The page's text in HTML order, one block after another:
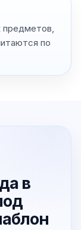
предметов,
по
в